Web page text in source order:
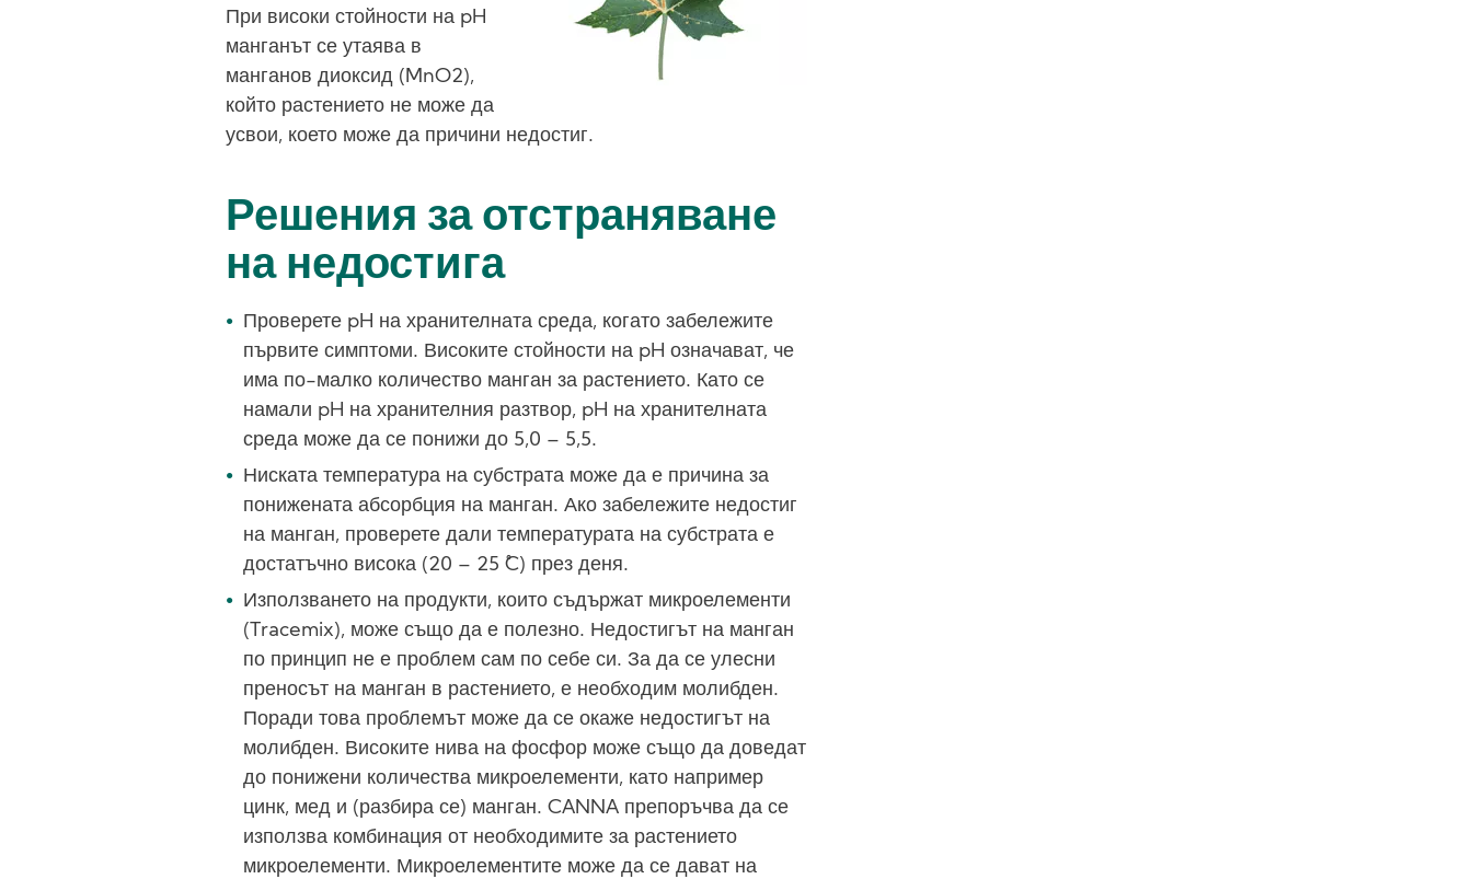
При високи стойности на pH
манганът се утаява в
манганов диоксид (MnO2),
който растението не може да
усвои, което може да причини недостиг.
Решения за отстраняване
на недостига
Проверете pH на хранителната среда, когато забележите
първите симптоми. Високите стойности на pH означават, че
има по-малко количество манган за растението. Като се
намали pH на хранителния разтвор, pH на хранителната
среда може да се понижи до 5,0 – 5,5.
Ниската температура на субстрата може да е причина за
понижената абсорбция на манган. Ако забележите недостиг
на манган, проверете дали температурата на субстрата е
достатъчно висока (20 – 25 ˚C) през деня.
Използването на продукти, които съдържат микроелементи
(Tracemix), може също да е полезно. Недостигът на манган
по принцип не е проблем сам по себе си. За да се улесни
преносът на манган в растението, е необходим молибден.
Поради това проблемът може да се окаже недостигът на
молибден. Високите нива на фосфор може също да доведат
до понижени количества микроелементи, като например
цинк, мед и (разбира се) манган. CANNA препоръчва да се
използва комбинация от необходимите за растението
микроелементи. Микроелементите може да се дават на